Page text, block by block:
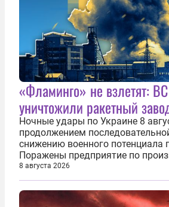
«Фламинго» не взлетят:
уничтожили ракетный
Ночные удары по Украине 8
продолжением
снижению военного потенциала
Поражены предприятие по
крылатых ракет, крупный склад
сухогруза с военными грузами.
нанесены удары по объектам в
Киеве...
8 августа 2026